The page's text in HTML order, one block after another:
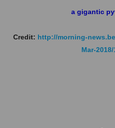
a gigantic
Credit: http://morning-
Mar-